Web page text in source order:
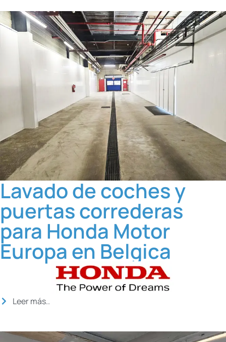
Lavado de coches y
puertas correderas
para Honda Motor
Europa en Belgica
Leer más..